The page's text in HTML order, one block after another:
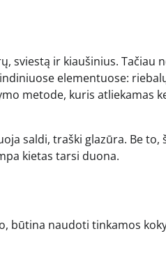
sviestą ir kiaušinius. Tačiau
elementuose:
metode, kuris atliekamas
saldi, traški glazūra. Be to,
kietas tarsi duona.
būtina naudoti tinkamos